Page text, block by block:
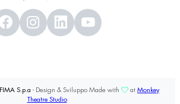
FIMA S.p.a - Design & Sviluppo Made with at Monkey
Theatre Studio